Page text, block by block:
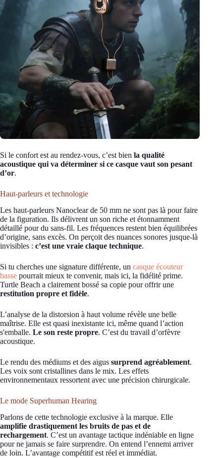
Si le confort est au rendez-vous, c’est bien la qualité
acoustique qui va déterminer si ce casque vaut son pesant
d’or.
Haut-parleurs et technologie
Les haut-parleurs Nanoclear de 50 mm ne sont pas là pour faire
de la figuration. Ils délivrent un son riche et étonnamment
détaillé pour du sans-fil. Les fréquences restent bien équilibrées
d’origine, sans excès. On perçoit des nuances sonores jusque-là
invisibles : c’est une vraie claque technique.
Si tu cherches une signature différente, un casque écouteur
basse pourrait mieux te convenir, mais ici, la fidélité prime.
Turtle Beach a clairement bossé sa copie pour offrir une
restitution propre et fidèle.
L’analyse de la distorsion à haut volume révèle une belle
maîtrise. Elle est quasi inexistante ici, même quand l’action
s'emballe. Le son reste propre. C’est du travail d’orfèvre
acoustique.
Le rendu des médiums et des aigus surprend agréablement.
Les voix sont cristallines dans le mix. Les effets
environnementaux ressortent avec une précision chirurgicale.
Le mode Superhuman Hearing
Parlons de cette technologie exclusive à la marque. Elle
amplifie drastiquement les bruits de pas et de
rechargement. C’est un avantage tactique indéniable en ligne
pour ne jamais se faire surprendre. On entend l’ennemi arriver
de loin. L’avantage compétitif est réel et immédiat.